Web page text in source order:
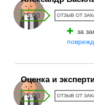
5.00 ОТЗЫВ ОТ
за
Оценка и
5.00 ОТЗЫВ ОТ